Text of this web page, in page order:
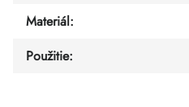
Materiál:
Použitie: